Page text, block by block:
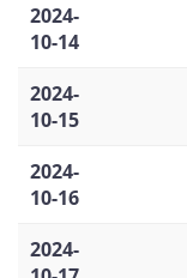
2024-
10-14
2024-
10-15
2024-
10-16
2024-